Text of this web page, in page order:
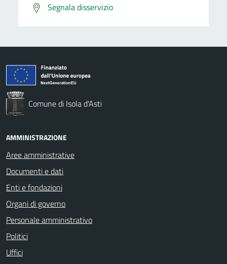
Segnala disservizio
Comune di Isola d'Asti
AMMINISTRAZIONE
Aree amministrative
Documenti e dati
Enti e fondazioni
Organi di governo
Personale amministrativo
Politici
Uffici